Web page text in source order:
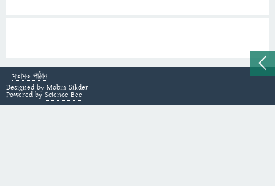
মতামত পাঠান
Designed by Mobin Sikder
Powered by Science Bee